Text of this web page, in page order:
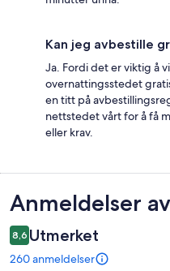
Kan jeg avbestille
Ja. Fordi det er viktig å
overnattingsstedet
en titt på
nettstedet vårt for å få
eller krav.
Anmeldelser
Anmeldelser
8,6 Utmerket
260 anmeldelser